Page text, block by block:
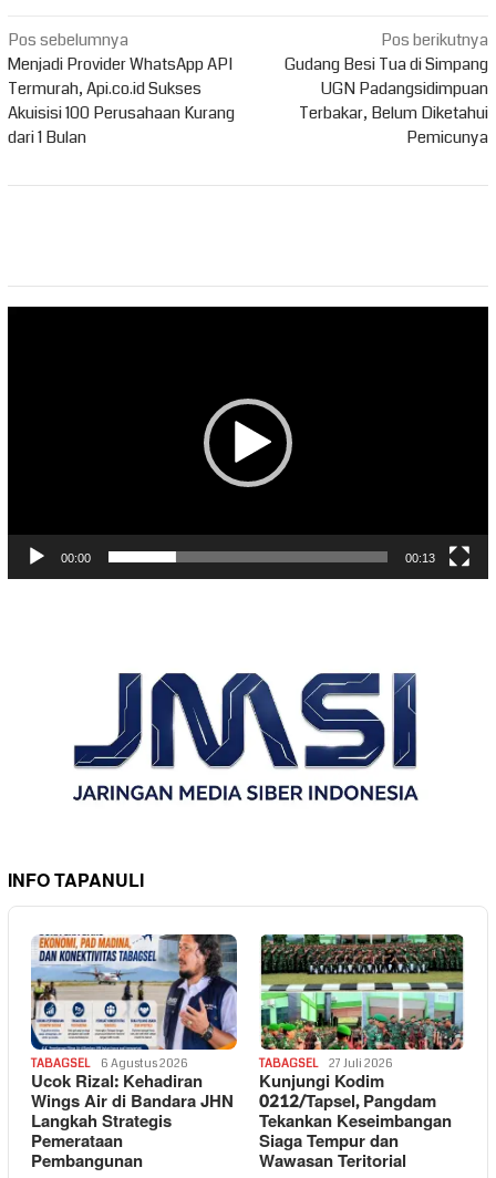
Navigasi
pos
Pos sebelumnya
Menjadi Provider WhatsApp API
Termurah, Api.co.id Sukses
Akuisisi 100 Perusahaan Kurang
dari 1 Bulan
Pos berikutnya
Gudang Besi Tua di Simpang
UGN Padangsidimpuan
Terbakar, Belum Diketahui
Pemicunya
00:00 00:13
INFO TAPANULI
TABAGSEL 6 Agustus 2026
Ucok Rizal: Kehadiran
Wings Air di Bandara JHN
Langkah Strategis
Pemerataan
Pembangunan
TABAGSEL 27 Juli 2026
Kunjungi Kodim
0212/Tapsel, Pangdam
Tekankan Keseimbangan
Siaga Tempur dan
Wawasan Teritorial